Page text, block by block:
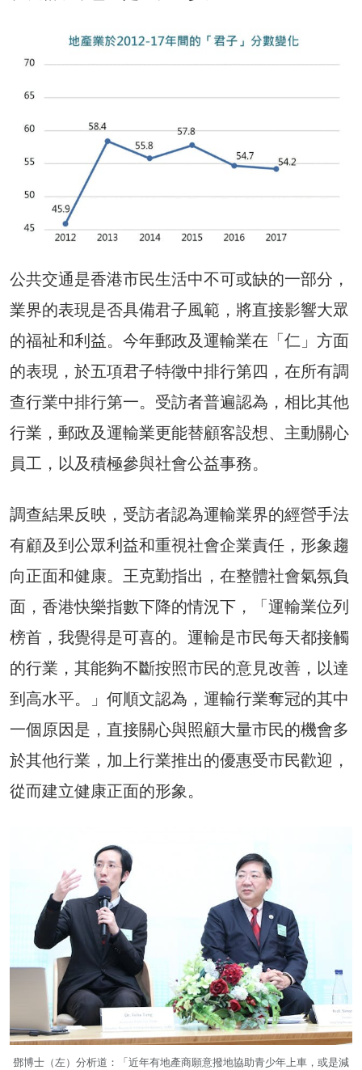
公共交通是香港市民生活中不可或缺的一部分，
業界的表現是否具備君子風範，將直接影響大眾
的福祉和利益。今年郵政及運輸業在「仁」方面
的表現，於五項君子特徵中排行第四，在所有調
查行業中排行第一。受訪者普遍認為，相比其他
行業，郵政及運輸業更能替顧客設想、主動關心
員工，以及積極參與社會公益事務。
調查結果反映，受訪者認為運輸業界的經營手法
有顧及到公眾利益和重視社會企業責任，形象趨
向正面和健康。王克勤指出，在整體社會氣氛負
面，香港快樂指數下降的情況下，「運輸業位列
榜首，我覺得是可喜的。運輸是市民每天都接觸
的行業，其能夠不斷按照市民的意見改善，以達
到高水平。」何順文認為，運輸行業奪冠的其中
一個原因是，直接關心與照顧大量市民的機會多
於其他行業，加上行業推出的優惠受市民歡迎，
從而建立健康正面的形象。
鄧博士（左）分析道：「近年有地產商願意撥地協助青少年上車，或是減